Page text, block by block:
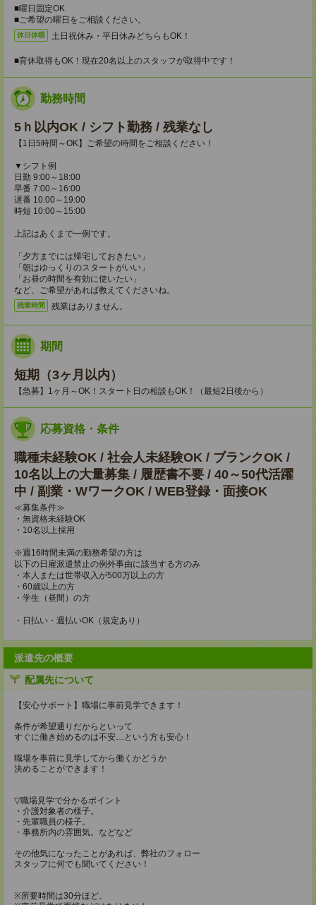
■曜日固定OK
■ご希望の曜日をご相談ください。
休日休暇 土日祝休み・平日休みどちらもOK！
■育休取得もOK！現在20名以上のスタッフが取得中です！
勤務時間
5ｈ以内OK / シフト勤務 / 残業なし
【1日5時間～OK】ご希望の時間をご相談ください！
▼シフト例
日勤 9:00～18:00
早番 7:00～16:00
遅番 10:00～19:00
時短 10:00～15:00
上記はあくまで一例です。
「夕方までには帰宅しておきたい」
「朝はゆっくりのスタートがいい」
「お昼の時間を有効に使いたい」
など、ご希望があれば教えてくださいね。
残業時間 残業はありません。
期間
短期（3ヶ月以内）
【急募】1ヶ月～OK！スタート日の相談もOK！（最短2日後から）
応募資格・条件
職種未経験OK / 社会人未経験OK / ブランクOK /
10名以上の大量募集 / 履歴書不要 / 40～50代活躍
中 / 副業・WワークOK / WEB登録・面接OK
≪募集条件≫
・無資格未経験OK
・10名以上採用
※週16時間未満の勤務希望の方は
以下の日雇派遣禁止の例外事由に該当する方のみ
・本人または世帯収入が500万以上の方
・60歳以上の方
・学生（昼間）の方
・日払い・週払いOK（規定あり）
派遣先の概要
配属先について
【安心サポート】職場に事前見学できます！
条件が希望通りだからといって
すぐに働き始めるのは不安…という方も安心！
職場を事前に見学してから働くかどうか
決めることができます！
▽職場見学で分かるポイント
・介護対象者の様子。
・先輩職員の様子。
・事務所内の雰囲気。などなど
その他気になったことがあれば、弊社のフォロー
スタッフに何でも聞いてください！
※所要時間は30分ほど。